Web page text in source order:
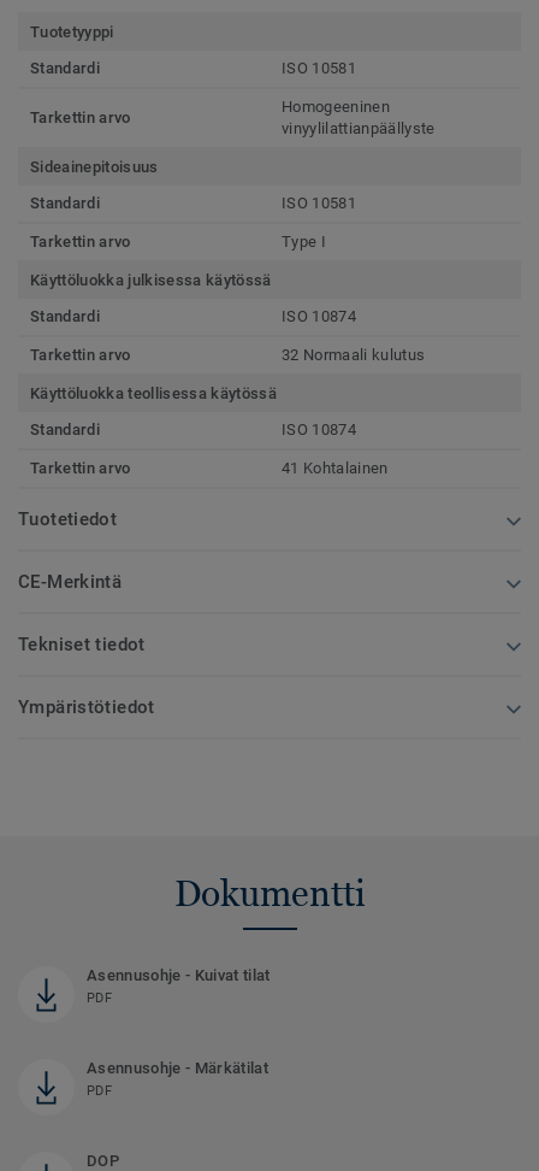
Tuotetyyppi
Standardi
ISO 10581
Tarkettin arvo
Homogeeninen
vinyylilattianpäällyste
Sideainepitoisuus
Standardi
ISO 10581
Tarkettin arvo Type I
Käyttöluokka julkisessa käytössä
Standardi
ISO 10874
Tarkettin arvo 32 Normaali kulutus
Käyttöluokka teollisessa käytössä
Standardi
ISO 10874
Tarkettin arvo 41 Kohtalainen
Tuotetiedot
CE-Merkintä
Tekniset tiedot
Ympäristötiedot
Dokumentti
Asennusohje - Kuivat tilat
PDF
Asennusohje - Märkätilat
PDF
DOP